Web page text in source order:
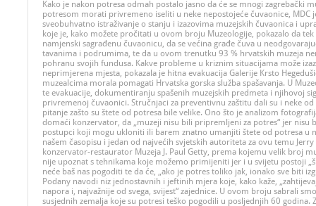
Kako je nakon potresa odmah postalo jasno da će se mnogi zagrebački
potresom morati privremeno iseliti u neke nepostojeće čuvaonice, MDC
sveobuhvatno istraživanje o stanju i izazovima muzejskih čuvaonica i
koje je, kako možete pročitati u ovom broju Muzeologije, pokazalo da
namjenski sagrađenu čuvaonicu, da se većina građe čuva u
tavanima i podrumima, te da u ovom trenutku 93 % hrvatskih muzeja
pohranu svojih fundusa. Kakve probleme u kriznim situacijama može
neprimjerena mjesta, pokazala je hitna evakuacija Galerije Krsto
muzealcima morala pomagati Hrvatska gorska služba spašavanja. U
te evakuacije, dokumentiranju spašenih muzejskih predmeta i njihovoj
privremenoj čuvaonici. Stručnjaci za preventivnu zaštitu dali su i neke
pitanje zašto su štete od potresa bile velike. Ono što je analizom
domaći konzervator, da „muzeji nisu bili pripremljeni za potres“ jer nisu
postupci koji mogu ukloniti ili barem znatno umanjiti štete od potresa u
našem časopisu i jedan od najvećih svjetskih autoriteta za ovu temu
konzervator-restaurator Muzeja J. Paul Getty, prema kojemu velik broj
nije upoznat s tehnikama koje možemo primijeniti jer i u svijetu postoji
neće baš nas pogoditi te da će, „ako je potres toliko jak, ionako sve biti
Podany navodi niz jednostavnih i jeftinih mjera koje, kako kaže,
napora i, najvažnije od svega, svijest“ zajednice. U ovom broju sabrali
susjednih zemalja koje su potresi teško pogodili u posljednjih 60 godina.